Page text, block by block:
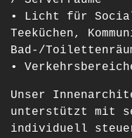
• Licht für Social
Teeküchen,
Bad-/
•
Unser
unterstützt mit
individuell